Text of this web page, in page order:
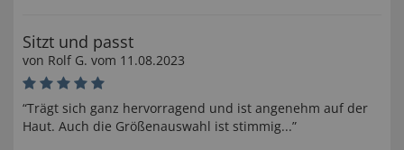
Sitzt und passt
von Rolf G. vom 11.08.2023
“Trägt sich ganz hervorragend und ist angenehm auf der
Haut. Auch die Größenauswahl ist stimmig...”